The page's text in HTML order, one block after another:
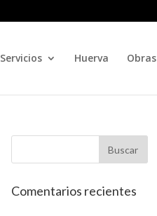
Servicios Huerva Obras
Comentarios recientes